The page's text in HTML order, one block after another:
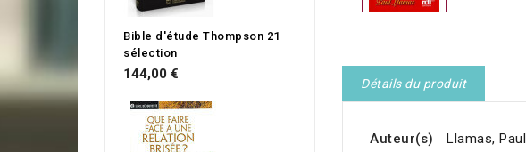
Détails du produit
Auteur(s)
Llamas, Paul
Bible d'étude Thompson 21
sélection
144,00 €